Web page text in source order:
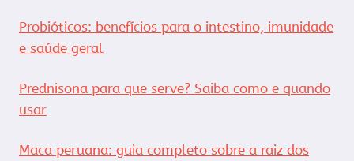
Probióticos: benefícios para o intestino, imunidade
e saúde geral
Prednisona para que serve? Saiba como e quando
usar
Maca peruana: guia completo sobre a raiz dos